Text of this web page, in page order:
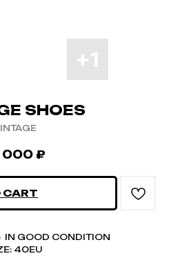
SHOES
000 ₽
CART
IN GOOD CONDITION
40EU